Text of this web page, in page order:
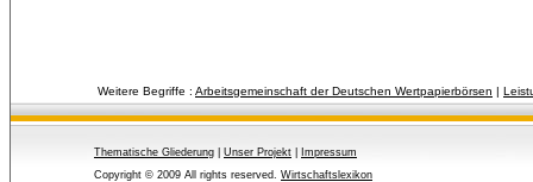
Weitere Begriffe : Arbeitsgemeinschaft der Deutschen Wertpapierbörsen |
Thematische Gliederung Unser Projekt
Impressum
Copyright © 2009 All rights reserved. Wirtschaftslexikon